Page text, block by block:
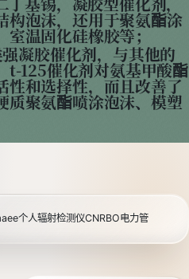
基锡，凝胶型催化剂，
构泡沫，还用于聚氨酯涂
温固化硅橡胶等；
凝胶催化剂，与其他的
t-125催化剂对氨基甲酸酯
性和选择性，而且改善了
质聚氨酯喷涂泡沫、模塑
个人辐射检测仪CNRBO电力管